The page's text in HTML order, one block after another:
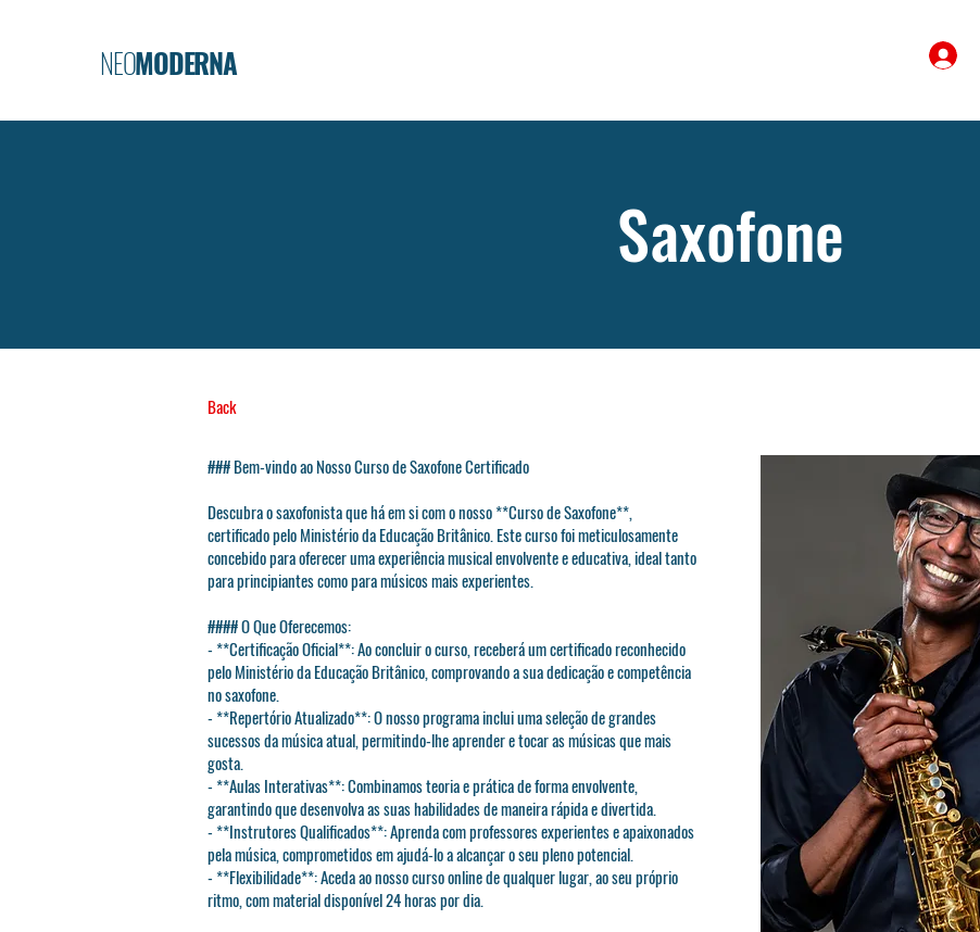
NEOMODERNA
Saxofone
Back
### Bem-vindo ao Nosso Curso de Saxofone Certificado
Descubra o saxofonista que há em si com o nosso **Curso de Saxofone**,
certificado pelo Ministério da Educação Britânico. Este curso foi meticulosamente
concebido para oferecer uma experiência musical envolvente e educativa, ideal tanto
para principiantes como para músicos mais experientes.
#### O Que Oferecemos:
- **Certificação Oficial**: Ao concluir o curso, receberá um certificado reconhecido
pelo Ministério da Educação Britânico, comprovando a sua dedicação e competência
no saxofone.
- **Repertório Atualizado**: O nosso programa inclui uma seleção de grandes
sucessos da música atual, permitindo-lhe aprender e tocar as músicas que mais
gosta.
- **Aulas Interativas**: Combinamos teoria e prática de forma envolvente,
garantindo que desenvolva as suas habilidades de maneira rápida e divertida.
- **Instrutores Qualificados**: Aprenda com professores experientes e apaixonados
pela música, comprometidos em ajudá-lo a alcançar o seu pleno potencial.
- **Flexibilidade**: Aceda ao nosso curso online de qualquer lugar, ao seu próprio
ritmo, com material disponível 24 horas por dia.